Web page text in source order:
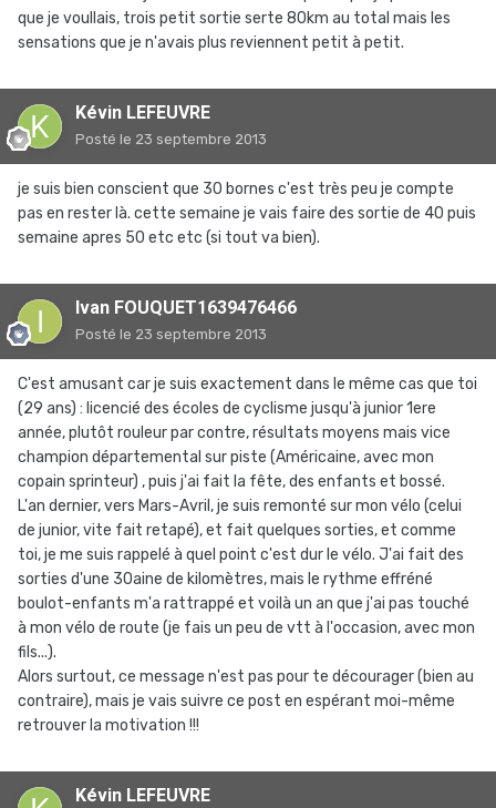
que je voullais, trois petit sortie serte 80km au total mais les
sensations que je n'avais plus reviennent petit à petit.
Kévin LEFEUVRE
Posté le 23 septembre 2013
je suis bien conscient que 30 bornes c'est très peu je compte
pas en rester là. cette semaine je vais faire des sortie de 40 puis
semaine apres 50 etc etc (si tout va bien).
Ivan FOUQUET1639476466
Posté le 23 septembre 2013
C'est amusant car je suis exactement dans le même cas que toi
(29 ans) : licencié des écoles de cyclisme jusqu'à junior 1ere
année, plutôt rouleur par contre, résultats moyens mais vice
champion départemental sur piste (Américaine, avec mon
copain sprinteur) , puis j'ai fait la fête, des enfants et bossé.
L'an dernier, vers Mars-Avril, je suis remonté sur mon vélo (celui
de junior, vite fait retapé), et fait quelques sorties, et comme
toi, je me suis rappelé à quel point c'est dur le vélo. J'ai fait des
sorties d'une 30aine de kilomètres, mais le rythme effréné
boulot-enfants m'a rattrappé et voilà un an que j'ai pas touché
à mon vélo de route (je fais un peu de vtt à l'occasion, avec mon
fils...).
Alors surtout, ce message n'est pas pour te décourager (bien au
contraire), mais je vais suivre ce post en espérant moi-même
retrouver la motivation !!!
Kévin LEFEUVRE